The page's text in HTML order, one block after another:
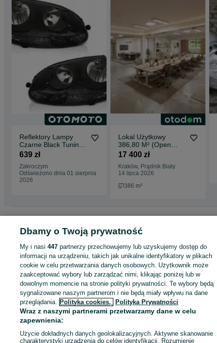
Reflektory Lampy
Czarne Black Tuning
Vw Golf V 5 1k 2003-
639 zł
Zakroczym
Odświeżono dnia 01 sierpnia
2026
Lokal Użytkowy
386,80 M² (Open
Space) Żabiniec
17 400 zł
Kraków, Prądnik Biały
14 lipca 2026
386 m²
Wielkopolskie
Osobowe - Pleszew
KATEGORIA
876745542 Wyświetlenia:
Zadzwoń / SMS Wyślij wiadomość
Dbamy o Twoją prywatność
My i nasi447 partnerzy przechowujemy lub uzyskujemy dostęp do
informacji na urządzeniu, takich jak unikalne identyfikatory w plikach
cookie w celu przetwarzania danych osobowych. Użytkownik może
zaakceptować wybory lub zarządzać nimi, klikając poniżej lub w
dowolnym momencie na stronie polityki prywatności. Te wybory będą
sygnalizowane naszym partnerom i nie będą miały wpływu na dane
przeglądania. Polityka cookies, Polityka Prywatności
Wraz z naszymi partnerami przetwarzamy dane w celu
zapewnienia:
Użycie dokładnych danych geolokalizacyjnych. Aktywne skanowanie
charakterystyki urządzenia do celów identyfikacji. Rozumienie